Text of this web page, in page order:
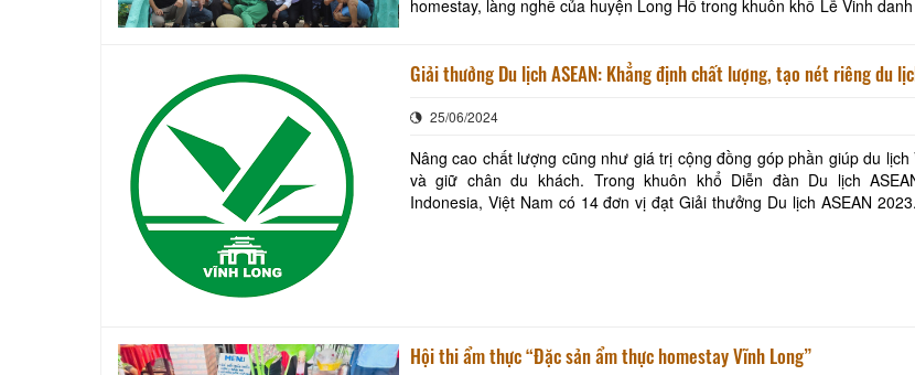
homestay, làng nghề của huyện Long Hồ trong khuôn khổ Lễ Vinh danh
Giải thưởng Du lịch ASEAN: Khẳng định chất lượng, tạo nét riêng du
25/06/2024
Nâng cao chất lượng cũng như giá trị cộng đồng góp phần giúp du
và giữ chân du khách. Trong khuôn khổ Diễn đàn Du lịch
Indonesia, Việt Nam có 14 đơn vị đạt Giải thưởng Du lịch ASEAN 2023. Ở hạng mục giải
Hội thi ẩm thực “Đặc sản ẩm thực homestay Vĩnh Long”